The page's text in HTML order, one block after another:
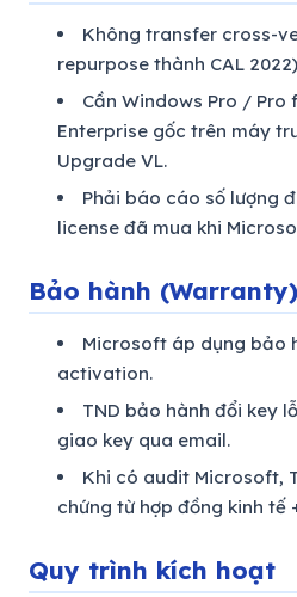
Không transfer cross-
repurpose thành CAL
Cần Windows Pro /
Enterprise gốc trên máy
Upgrade VL.
Phải báo cáo số lượng
license đã mua khi
Bảo hành (Warranty)
Microsoft áp dụng bảo
activation.
TND bảo hành đổi key
giao key qua email.
Khi có audit Microsoft,
chứng từ hợp đồng kinh tế
Quy trình kích hoạt